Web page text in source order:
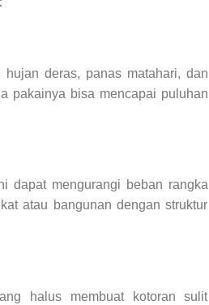
deras, panas matahari, dan
pakainya bisa mencapai puluhan
dapat mengurangi beban rangka
atau bangunan dengan struktur
halus membuat kotoran sulit